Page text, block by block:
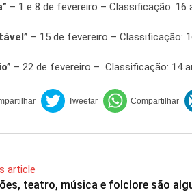
– 1 e 8 de fevereiro – Classificação: 16
– 15 de fevereiro – Classificação:
– 22 de fevereiro – Classificação: 14
article
teatro, música e folclore são